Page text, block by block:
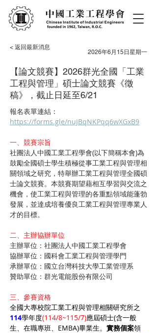
< 返回最新消息
2026年6月15日星期一
【論文競賽】2026群光全國「工業
工程與管理」碩士論文競賽《徵
稿》，截止日延至6/21
報名表單連結：
https://forms.gle/nuJBqNKPqq6wXGxB9
一、競賽宗旨
社團法人中國工業工程學會(以下簡稱本會)為
鼓勵全國碩士學生積極從事工業工程與管理相
關領域之研究，特舉辦工業工程與管理全國碩
士論文競賽。本競賽期望藉相互學習與交流之
機會，使工業工程與管理的各重點領域能蓬勃
發展，並達成培養優良工業工程與管理專業人
才的目標。
二、主辦協辦單位
主辦單位：社團法人中國工業工程學會
協辦單位：國科會工業工程與管理學門
承辦單位：國立台灣科技大學工業管理系
贊助單位：群光電能股份有限公司
三、參賽資格
全國大專校院工業工程與管理相關研究所之
114學年度(114/8~115/7)應屆碩士(含一般
生、在職專班、EMBA)畢業生。 實務個案領